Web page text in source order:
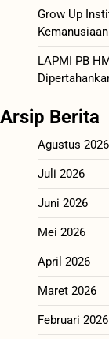
Grow Up
LAPMI PB
Arsip Berita
Agustus 2026
Juli 2026
Juni 2026
Mei 2026
April 2026
Maret 2026
Februari 2026